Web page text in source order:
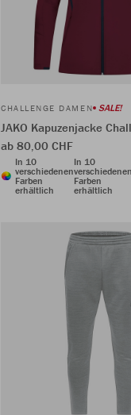
CHALLENGE DAMEN SALE!
JAKO Kapuzenjacke
ab 80,00 CHF
In 10
verschiedenen
Farben
erhältlich
In 10
Farben
erhältlich